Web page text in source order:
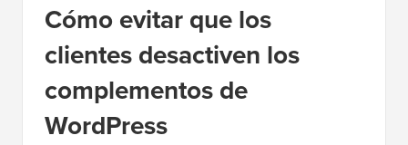
Cómo evitar que los
clientes desactiven los
complementos de
WordPress